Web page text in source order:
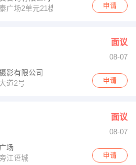
广场2单元21楼2107室
申请
面议
08-07
影有限公司
道2号
申请
面议
08-07
场
江语城
申请